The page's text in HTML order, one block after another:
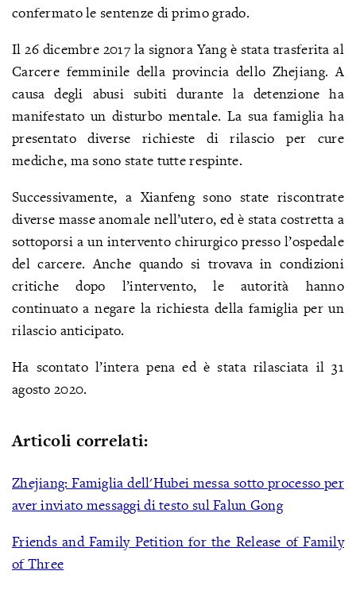
confermato le sentenze di primo grado.
Il 26 dicembre 2017 la signora Yang è stata trasferita al
Carcere femminile della provincia dello Zhejiang. A
causa degli abusi subiti durante la detenzione ha
manifestato un disturbo mentale. La sua famiglia ha
presentato diverse richieste di rilascio per cure
mediche, ma sono state tutte respinte.
Successivamente, a Xianfeng sono state riscontrate
diverse masse anomale nell’utero, ed è stata costretta a
sottoporsi a un intervento chirurgico presso l’ospedale
del carcere. Anche quando si trovava in condizioni
critiche dopo l’intervento, le autorità hanno
continuato a negare la richiesta della famiglia per un
rilascio anticipato.
Ha scontato l’intera pena ed è stata rilasciata il 31
agosto 2020.
Articoli correlati:
Zhejiang: Famiglia dell'Hubei messa sotto processo per
aver inviato messaggi di testo sul Falun Gong
Friends and Family Petition for the Release of Family
of Three